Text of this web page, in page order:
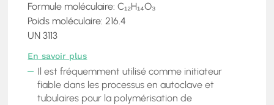
Formule moléculaire: C₁₂H₁₄O₃
Poids moléculaire: 216.4
UN 3113
En savoir plus
Il est fréquemment utilisé comme initiateur
fiable dans les processus en autoclave et
tubulaires pour la polymérisation de